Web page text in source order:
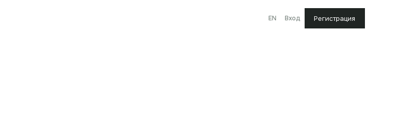
EN Вход Регистрация